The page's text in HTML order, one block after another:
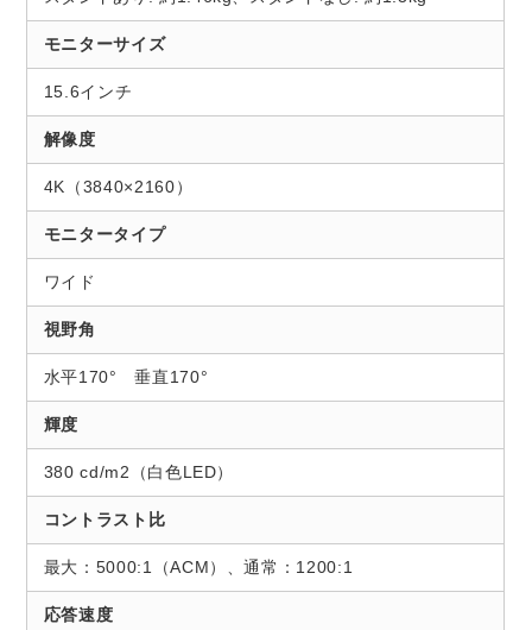
モニターサイズ
15.6インチ
解像度
4K（3840×2160）
モニタータイプ
ワイド
視野角
水平170° 垂直170°
輝度
380 cd/m2（白色LED）
コントラスト比
最大：5000:1（ACM）、通常：1200:1
応答速度